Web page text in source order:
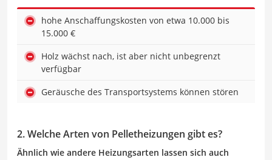
hohe Anschaffungskosten von etwa 10.000 bis
15.000 €
Holz wächst nach, ist aber nicht unbegrenzt
verfügbar
Geräusche des Transportsystems können stören
2. Welche Arten von Pelletheizungen gibt es?
Ähnlich wie andere Heizungsarten lassen sich auch